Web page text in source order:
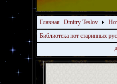
Главная Dmitry Teslov
Библиотека нот старинных